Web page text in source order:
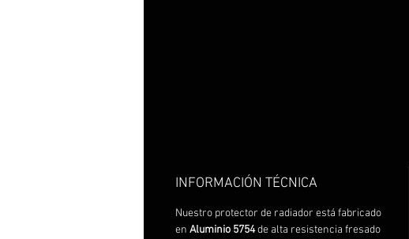
INFORMACIÓN TÉCNICA
Nuestro protector de radiador está fabricado
en Aluminio 5754de alta resistencia fresado